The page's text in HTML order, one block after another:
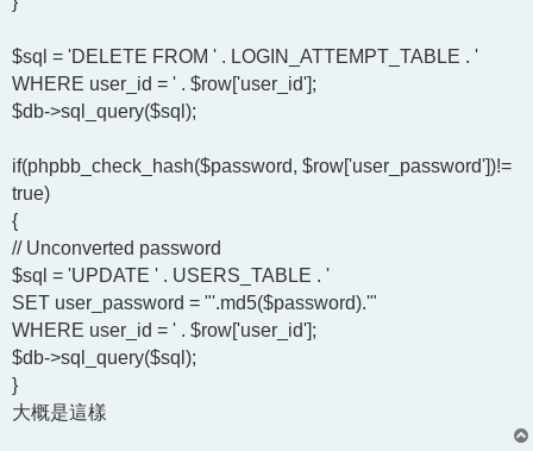
$sql = 'DELETE FROM ' . LOGIN_ATTEMPT_TABLE . '
WHERE user_id = ' . $row['user_id'];
$db->sql_query($sql);
if(phpbb_check_hash($password, $row['user_password'])!=
true)
{
// Unconverted password
$sql = 'UPDATE ' . USERS_TABLE . '
SET user_password = "'.md5($password).'"
WHERE user_id = ' . $row['user_id'];
$db->sql_query($sql);
}
大概是這樣